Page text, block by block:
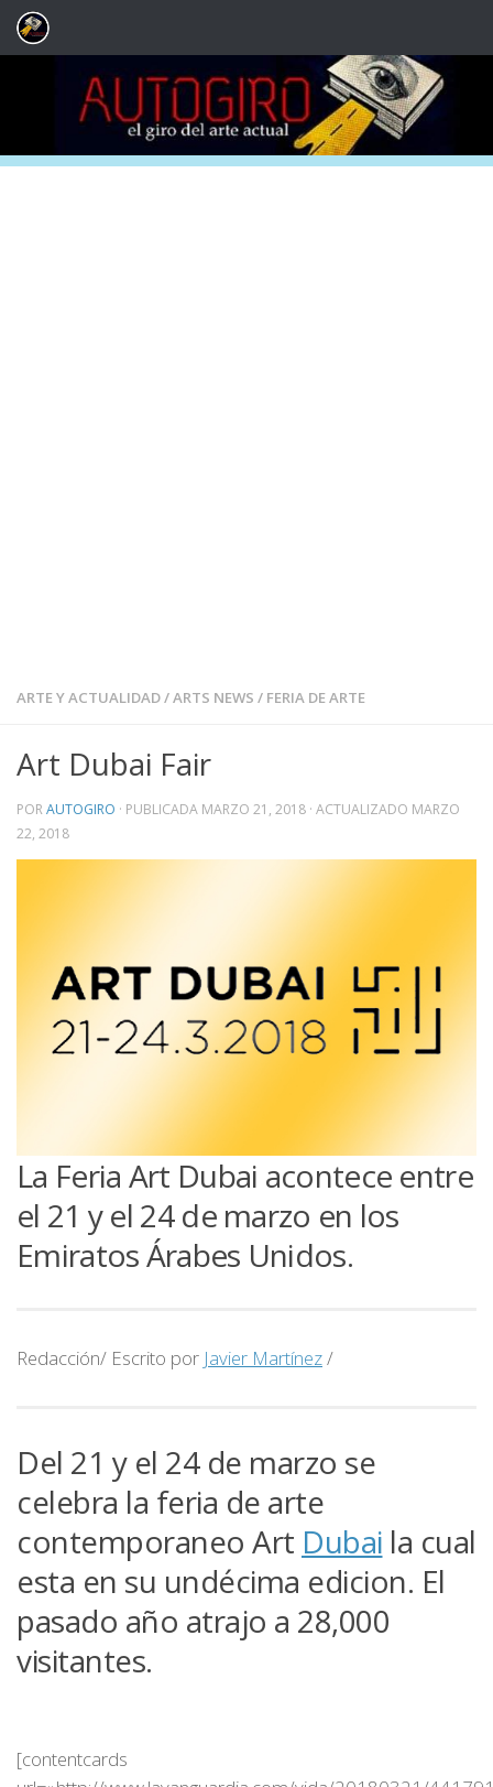
Saltar al contenido
ARTE Y ACTUALIDAD/ARTS NEWS / FERIA DE ARTE
Art Dubai Fair
PORAUTOGIRO · PUBLICADA MARZO 21, 2018 · ACTUALIZADO MARZO
22, 2018
La Feria Art Dubai acontece entre
el 21 y el 24 de marzo en los
Emiratos Árabes Unidos.
Redacción/ Escrito por Javier Martínez/
Del 21 y el 24 de marzo se
celebra la feria de arte
contemporaneo Art Dubai la cual
esta en su undécima edicion. El
pasado año atrajo a 28,000
visitantes.
[contentcards